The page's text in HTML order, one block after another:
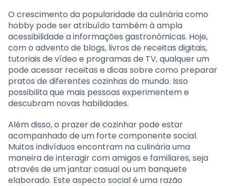
O crescimento da popularidade da culinária como
hobby pode ser atribuído também à ampla
acessibilidade a informações gastronômicas. Hoje,
com o advento de blogs, livros de receitas digitais,
tutoriais de vídeo e programas de TV, qualquer um
pode acessar receitas e dicas sobre como preparar
pratos de diferentes cozinhas do mundo. Isso
possibilita que mais pessoas experimentem e
descubram novas habilidades.
Além disso, o prazer de cozinhar pode estar
acompanhado de um forte componente social.
Muitos indivíduos encontram na culinária uma
maneira de interagir com amigos e familiares, seja
através de um jantar casual ou um banquete
elaborado. Este aspecto social é uma razão